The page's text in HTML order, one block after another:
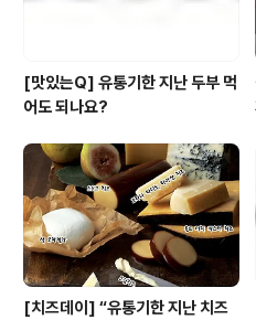
[맛있는Q] 유통기한 지난 두부 먹
어도 되나요?
[치즈데이] “유통기한 지난 치즈